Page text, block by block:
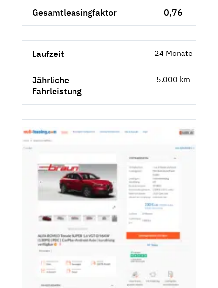
Gesamtleasingfaktor 0,76
Laufzeit 24 Monate
Jährliche
Fahrleistung
5.000 km